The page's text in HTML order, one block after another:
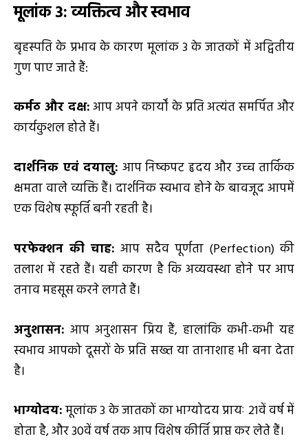
मूलांक3:व्यक्तित्व और स्वभाव
बृहस्पति के प्रभाव के कारण मूलांक 3 के जातकों में अद्वितीय
गुण पाए जाते हैं:
कर्मठ और दक्ष:आप अपने कार्यों के प्रति अत्यंत समर्पित और
कार्यकुशल होते हैं।
दार्शनिक एवं दयालु: आप निष्कपट हृदय और उच्च तार्किक
क्षमता वाले व्यक्ति हैं। दार्शनिक स्वभाव होने के बावजूद आपमें
एक विशेष स्फूर्ति बनी रहती है।
परफेक्शन की चाह: आप सदैव पूर्णता (Perfection) की
तलाश में रहते हैं। यही कारण है कि अव्यवस्था होने पर आप
तनाव महसूस करने लगते हैं।
अनुशासन: आप अनुशासन प्रिय हैं, हालांकि कभी-कभी यह
स्वभाव आपको दूसरों के प्रति सख्त या तानाशाह भी बना देता
है।
भाग्योदय:मूलांक 3 के जातकों का भाग्योदय प्रायः 21वें वर्ष में
होता है, और 30वें वर्ष तक आप विशेष कीर्ति प्राप्त कर लेते हैं।